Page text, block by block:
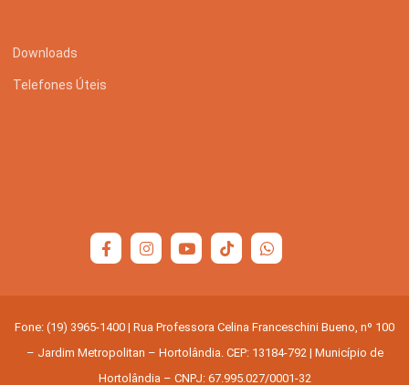
Downloads
Telefones Úteis
Fone: (19) 3965-1400 | Rua Professora Celina Franceschini Bueno, nº 100
– Jardim Metropolitan – Hortolândia. CEP: 13184-792 | Município de
Hortolândia – CNPJ: 67.995.027/0001-32